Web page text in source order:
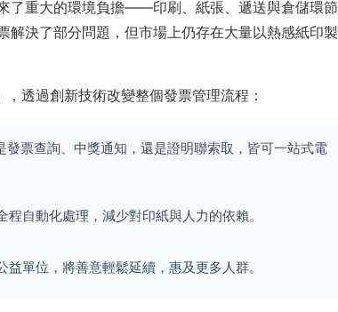
了重大的環境負擔——印刷、紙張、遞送與倉儲環節
決了部分問題，但市場上仍存在大量以熱感紙印製
，透過創新技術改變整個發票管理流程：
發票查詢、中獎通知，還是證明聯索取，皆可一站式電
自動化處理，減少對印紙與人力的依賴。
益單位，將善意輕鬆延續，惠及更多人群。